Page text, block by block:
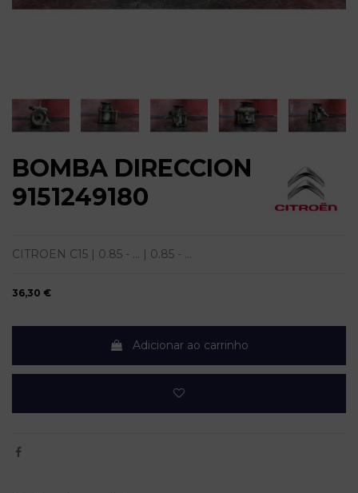
BOMBA DIRECCION
9151249180
CITROEN C15 | 0.85 - ... | 0.85 - ...
36,30 €
Adicionar ao carrinho